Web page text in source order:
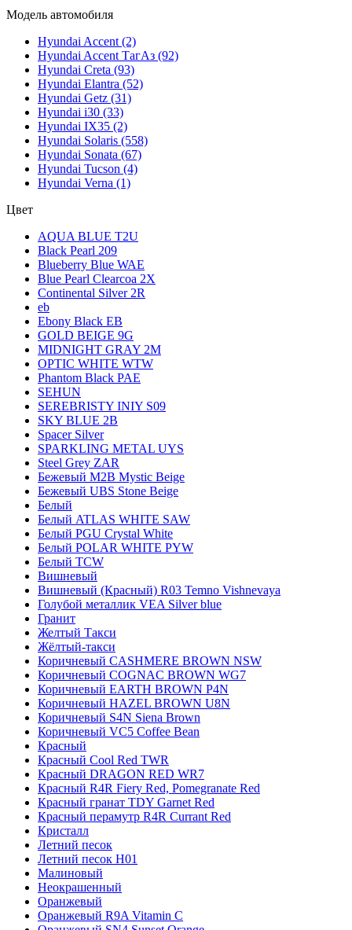
Модель автомобиля
Hyundai Accent (2)
Hyundai Accent ТагАз (92)
Hyundai Creta (93)
Hyundai Elantra (52)
Hyundai Getz (31)
Hyundai i30 (33)
Hyundai IX35 (2)
Hyundai Solaris (558)
Hyundai Sonata (67)
Hyundai Tucson (4)
Hyundai Verna (1)
Цвет
AQUA BLUE T2U
Black Pearl 209
Blueberry Blue WAE
Blue Pearl Clearcoa 2X
Continental Silver 2R
eb
Ebony Black EB
GOLD BEIGE 9G
MIDNIGHT GRAY 2M
OPTIC WHITE WTW
Phantom Black PAE
SEHUN
SEREBRISTY INIY S09
SKY BLUE 2B
Spacer Silver
SPARKLING METAL UYS
Steel Grey ZAR
Бежевый M2B Mystic Beige
Бежевый UBS Stone Beige
Белый
Белый ATLAS WHITE SAW
Белый PGU Crystal White
Белый POLAR WHITE PYW
Белый TCW
Вишневый
Вишневый (Красный) R03 Temno Vishnevaya
Голубой металлик VEA Silver blue
Гранит
Желтый Такси
Жёлтый-такси
Коричневый CASHMERE BROWN NSW
Коричневый COGNAC BROWN WG7
Коричневый EARTH BROWN P4N
Коричневый HAZEL BROWN U8N
Коричневый S4N Siena Brown
Коричневый VC5 Coffee Bean
Красный
Красный Cool Red TWR
Красный DRAGON RED WR7
Красный R4R Fiery Red, Pomegranate Red
Красный гранат TDY Garnet Red
Красный перамутр R4R Currant Red
Кристалл
Летний песок
Летний песок H01
Малиновый
Неокрашенный
Оранжевый
Оранжевый R9A Vitamin C